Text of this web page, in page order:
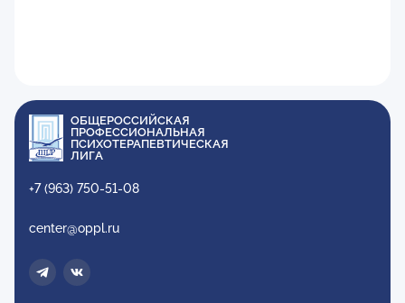
ОБЩЕРОССИЙСКАЯ
ПРОФЕССИОНАЛЬНАЯ
ПСИХОТЕРАПЕВТИЧЕСКАЯ
ЛИГА
+7 (963) 750-51-08
center@oppl.ru